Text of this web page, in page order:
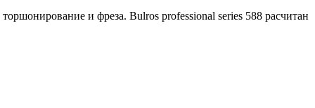
и фреза. Bulros professional series 588 расчитан